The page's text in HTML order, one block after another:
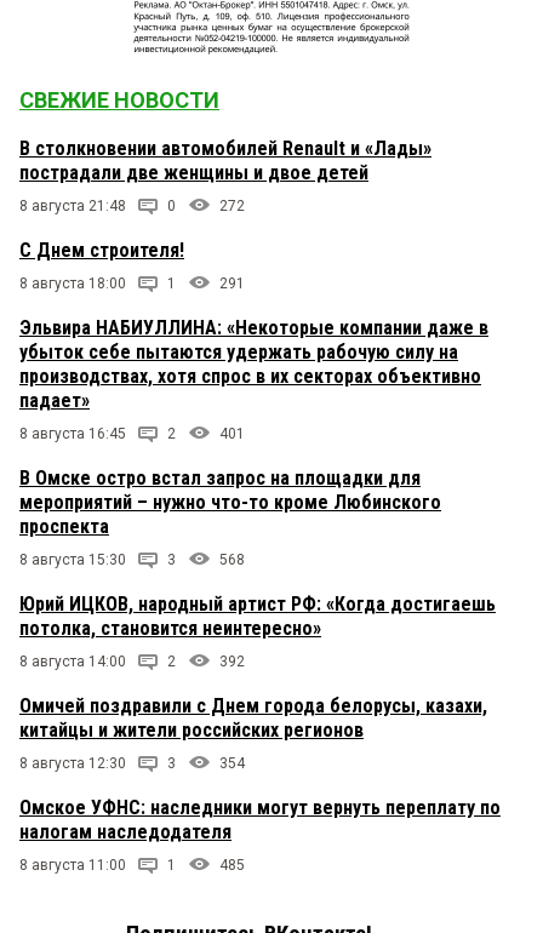
СВЕЖИЕ НОВОСТИ
В столкновении автомобилей Renault и «Лады»
пострадали две женщины и двое детей
8 августа 21:48 0 272
С Днем строителя!
8 августа 18:00 1 291
Эльвира НАБИУЛЛИНА: «Некоторые компании даже в
убыток себе пытаются удержать рабочую силу на
производствах, хотя спрос в их секторах объективно
падает»
8 августа 16:45 2 401
В Омске остро встал запрос на площадки для
мероприятий – нужно что-то кроме Любинского
проспекта
8 августа 15:30 3 568
Юрий ИЦКОВ, народный артист РФ: «Когда достигаешь
потолка, становится неинтересно»
8 августа 14:00 2 392
Омичей поздравили с Днем города белорусы, казахи,
китайцы и жители российских регионов
8 августа 12:30 3 354
Омское УФНС: наследники могут вернуть переплату по
налогам наследодателя
8 августа 11:00 1 485